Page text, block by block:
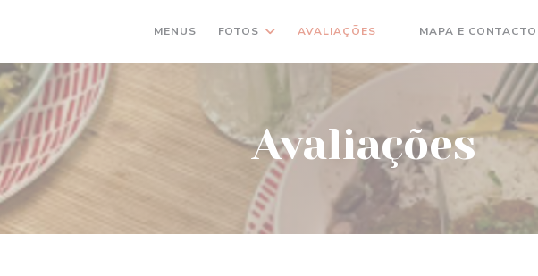
MENUS FOTOS AVALIAÇÕES MAPA E CONTACTO
Avaliações